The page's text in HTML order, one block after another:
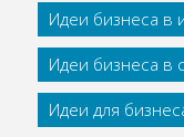
Идеи бизнеса в
Идеи бизнеса в
Идеи для